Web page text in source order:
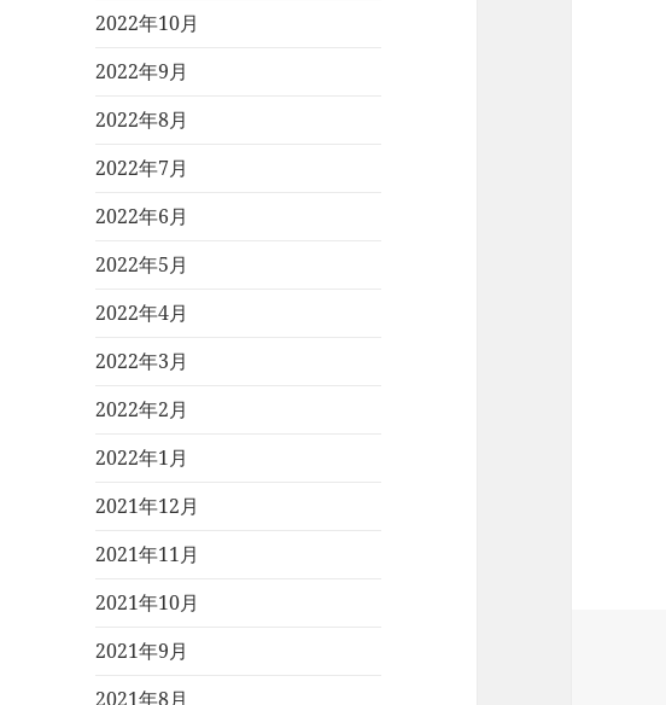
2022年10月
2022年9月
2022年8月
2022年7月
2022年6月
2022年5月
2022年4月
2022年3月
2022年2月
2022年1月
2021年12月
2021年11月
2021年10月
2021年9月
2021年8月